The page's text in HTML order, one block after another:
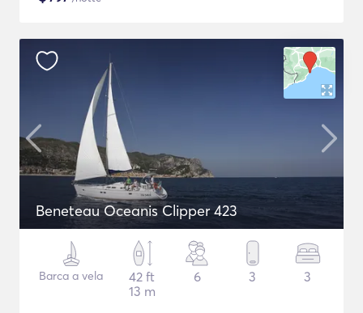
Beneteau Oceanis Clipper 423
Barca a vela
42 ft
13 m
6 3 3